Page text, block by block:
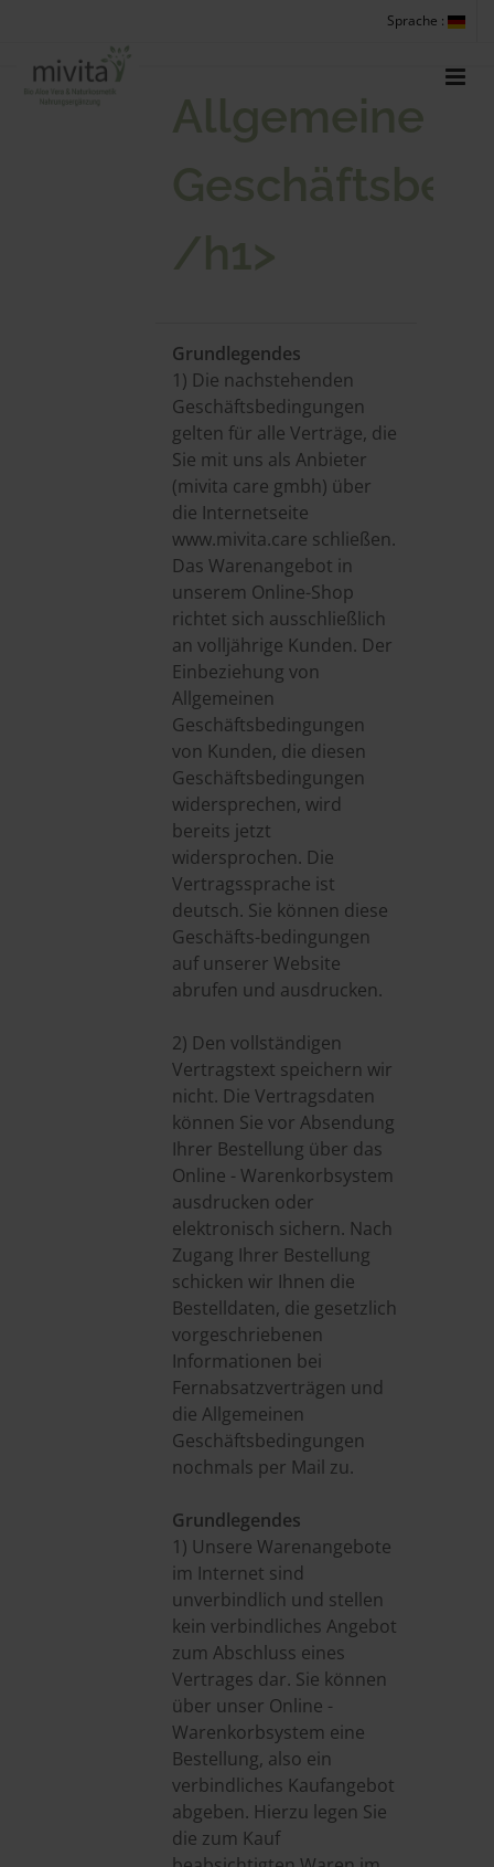
Sprache :
Allgemeine
/h1>
Grundlegendes
1) Die nachstehenden
Geschäftsbedingungen
gelten für alle Verträge, die
Sie mit uns als Anbieter
(mivita care gmbh) über
die Internetseite
www.mivita.care schließen.
Das Warenangebot in
unserem Online-Shop
richtet sich ausschließlich
an volljährige Kunden. Der
Einbeziehung von
Allgemeinen
Geschäftsbedingungen
von Kunden, die diesen
Geschäftsbedingungen
widersprechen, wird
bereits jetzt
widersprochen. Die
Vertragssprache ist
deutsch. Sie können diese
Geschäfts-bedingungen
auf unserer Website
abrufen und ausdrucken.
2) Den vollständigen
Vertragstext speichern wir
nicht. Die Vertragsdaten
können Sie vor Absendung
Ihrer Bestellung über das
Online - Warenkorbsystem
ausdrucken oder
elektronisch sichern. Nach
Zugang Ihrer Bestellung
schicken wir Ihnen die
Bestelldaten, die gesetzlich
vorgeschriebenen
Informationen bei
Fernabsatzverträgen und
die Allgemeinen
Geschäftsbedingungen
nochmals per Mail zu.
Grundlegendes
1) Unsere Warenangebote
im Internet sind
unverbindlich und stellen
kein verbindliches Angebot
zum Abschluss eines
Vertrages dar. Sie können
über unser Online -
Warenkorbsystem eine
Bestellung, also ein
verbindliches Kaufangebot
abgeben. Hierzu legen Sie
die zum Kauf